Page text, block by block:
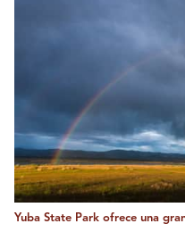
Yuba State Park ofrece una